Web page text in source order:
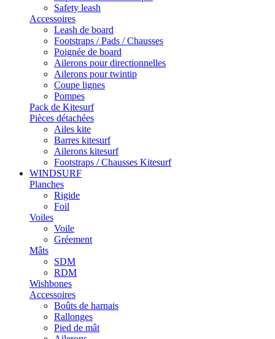
Safety leash
Accessoires
Leash de board
Footstraps / Pads / Chausses
Poignée de board
Ailerons pour directionnelles
Ailerons pour twintip
Coupe lignes
Pompes
Pack de Kitesurf
Pièces détachées
Ailes kite
Barres kitesurf
Ailerons kitesurf
Footstraps / Chausses Kitesurf
WINDSURF
Planches
Rigide
Foil
Voiles
Voile
Gréement
Mâts
SDM
RDM
Wishbones
Accessoires
Boûts de harnais
Rallonges
Pied de mât